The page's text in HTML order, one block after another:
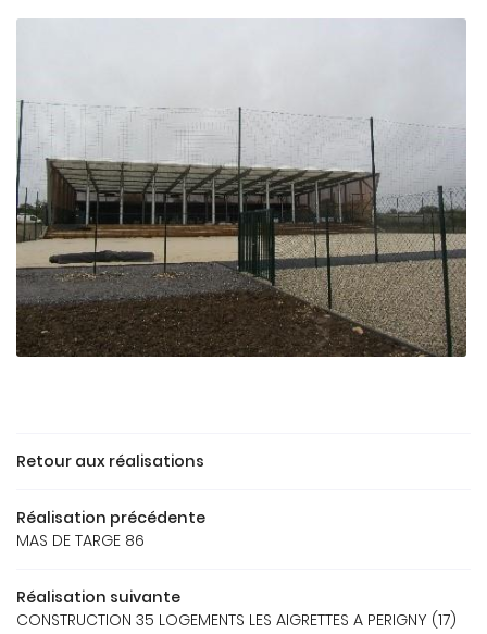
RÉFÉRENCES
GALERIE
Retour aux réalisations
Réalisation précédente
MAS DE TARGE 86
Réalisation suivante
CONSTRUCTION 35 LOGEMENTS LES AIGRETTES A PERIGNY (17)